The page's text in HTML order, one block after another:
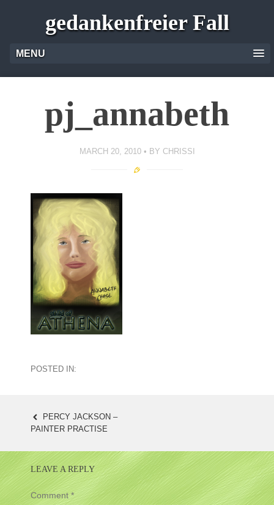
gedankenfreier Fall
MENU
pj_annabeth
MARCH 20, 2010 BY CHRISSI
POSTED IN:
POST
NAVIGATION
PERCY JACKSON –
PAINTER PRACTISE
LEAVE A REPLY
Comment*